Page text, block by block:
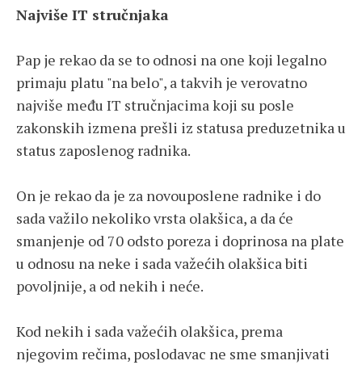
Najviše IT stručnjaka
Pap je rekao da se to odnosi na one koji legalno
primaju platu "na belo", a takvih je verovatno
najviše među IT stručnjacima koji su posle
zakonskih izmena prešli iz statusa preduzetnika u
status zaposlenog radnika.
On je rekao da je za novouposlene radnike i do
sada važilo nekoliko vrsta olakšica, a da će
smanjenje od 70 odsto poreza i doprinosa na plate
u odnosu na neke i sada važećih olakšica biti
povoljnije, a od nekih i neće.
Kod nekih i sada važećih olakšica, prema
njegovim rečima, poslodavac ne sme smanjivati